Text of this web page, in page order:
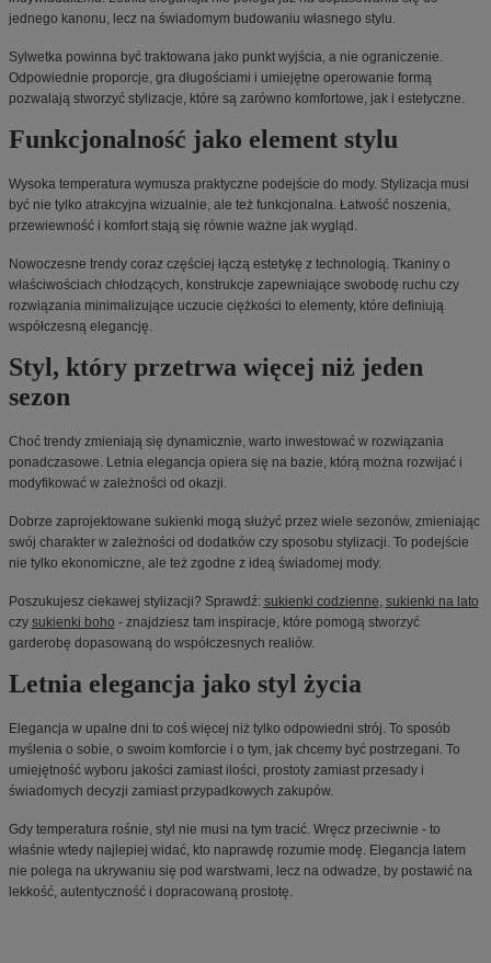
jednego kanonu, lecz na świadomym budowaniu własnego stylu.
Sylwetka powinna być traktowana jako punkt wyjścia, a nie ograniczenie.
Odpowiednie proporcje, gra długościami i umiejętne operowanie formą
pozwalają stworzyć stylizacje, które są zarówno komfortowe, jak i estetyczne.
Funkcjonalność jako element stylu
Wysoka temperatura wymusza praktyczne podejście do mody. Stylizacja musi
być nie tylko atrakcyjna wizualnie, ale też funkcjonalna. Łatwość noszenia,
przewiewność i komfort stają się równie ważne jak wygląd.
Nowoczesne trendy coraz częściej łączą estetykę z technologią. Tkaniny o
właściwościach chłodzących, konstrukcje zapewniające swobodę ruchu czy
rozwiązania minimalizujące uczucie ciężkości to elementy, które definiują
współczesną elegancję.
Styl, który przetrwa więcej niż jeden
sezon
Choć trendy zmieniają się dynamicznie, warto inwestować w rozwiązania
ponadczasowe. Letnia elegancja opiera się na bazie, którą można rozwijać i
modyfikować w zależności od okazji.
Dobrze zaprojektowane sukienki mogą służyć przez wiele sezonów, zmieniając
swój charakter w zależności od dodatków czy sposobu stylizacji. To podejście
nie tylko ekonomiczne, ale też zgodne z ideą świadomej mody.
Poszukujesz ciekawej stylizacji? Sprawdź: sukienki codzienne, sukienki na lato
czy sukienki boho - znajdziesz tam inspiracje, które pomogą stworzyć
garderobę dopasowaną do współczesnych realiów.
Letnia elegancja jako styl życia
Elegancja w upalne dni to coś więcej niż tylko odpowiedni strój. To sposób
myślenia o sobie, o swoim komforcie i o tym, jak chcemy być postrzegani. To
umiejętność wyboru jakości zamiast ilości, prostoty zamiast przesady i
świadomych decyzji zamiast przypadkowych zakupów.
Gdy temperatura rośnie, styl nie musi na tym tracić. Wręcz przeciwnie - to
właśnie wtedy najlepiej widać, kto naprawdę rozumie modę. Elegancja latem
nie polega na ukrywaniu się pod warstwami, lecz na odwadze, by postawić na
lekkość, autentyczność i dopracowaną prostotę.